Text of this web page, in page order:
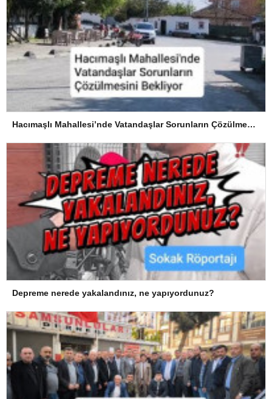
Hacımaşlı Mahallesi’nde Vatandaşlar Sorunların Çözülmesini Bekliyor
Depreme nerede yakalandınız, ne yapıyordunuz?